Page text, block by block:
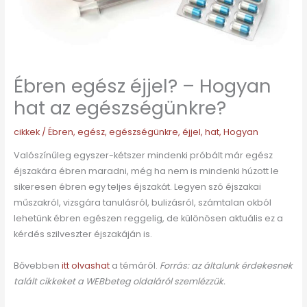
Ébren egész éjjel? – Hogyan
hat az egészségünkre?
cikkek/ Ébren, egész, egészségünkre, éjjel, hat, Hogyan
Valószínűleg egyszer-kétszer mindenki próbált már egész
éjszakára ébren maradni, még ha nem is mindenki húzott le
sikeresen ébren egy teljes éjszakát. Legyen szó éjszakai
műszakról, vizsgára tanulásról, bulizásról, számtalan okból
lehetünk ébren egészen reggelig, de különösen aktuális ez a
kérdés szilveszter éjszakáján is.
Bővebben itt olvashat a témáról. Forrás: az általunk érdekesnek
talált cikkeket a WEBbeteg oldaláról szemlézzük.